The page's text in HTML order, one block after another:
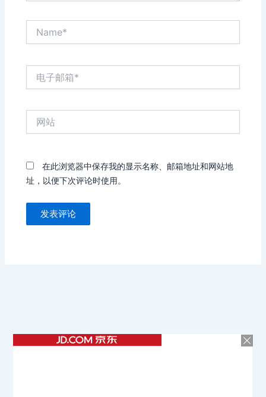
在此浏览器中保存我的显示名称、邮箱地址和网站地
址，以便下次评论时使用。